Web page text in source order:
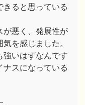
ると思っている
が悪く、発展性が
を感じました。
強いはずなんです
スになっている